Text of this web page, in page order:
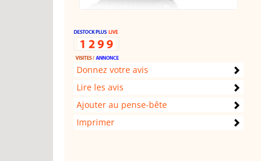
Donnez votre avis
Lire les avis
Ajouter au pense-bête
Imprimer